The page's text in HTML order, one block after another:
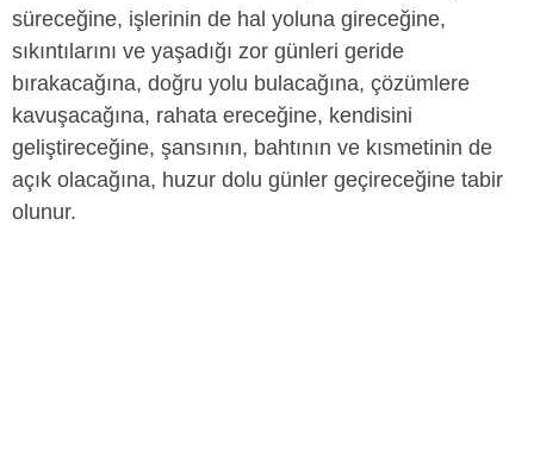
süreceğine, işlerinin de hal yoluna gireceğine,
sıkıntılarını ve yaşadığı zor günleri geride
bırakacağına, doğru yolu bulacağına, çözümlere
kavuşacağına, rahata ereceğine, kendisini
geliştireceğine, şansının, bahtının ve kısmetinin de
açık olacağına, huzur dolu günler geçireceğine tabir
olunur.